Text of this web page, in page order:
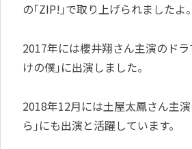
の｢ZIP!｣で取り上げられましたよ。
2017年には櫻井翔さん主演のド
けの僕｣に出演しました。
2018年12月には土屋太鳳さん主
ら｣にも出演と活躍しています。